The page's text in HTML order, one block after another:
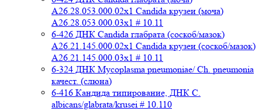
A26.28.053.000.02x1 Candida крузеи (моча)
A26.28.053.000.03x1 # 10.11
6-426 ДНК Candida глабрата (соскоб/мазок)
A26.21.145.000.02x1 Candida крузеи (соскоб/мазок)
A26.21.145.000.03x1 # 10.11
6-324 ДНК Mycoplasma pneumoniae/ Ch. pneumonia
качест. (слюна)
6-416 Кандида типирование, ДНК C.
albicans/glabrata/krusei # 10.110